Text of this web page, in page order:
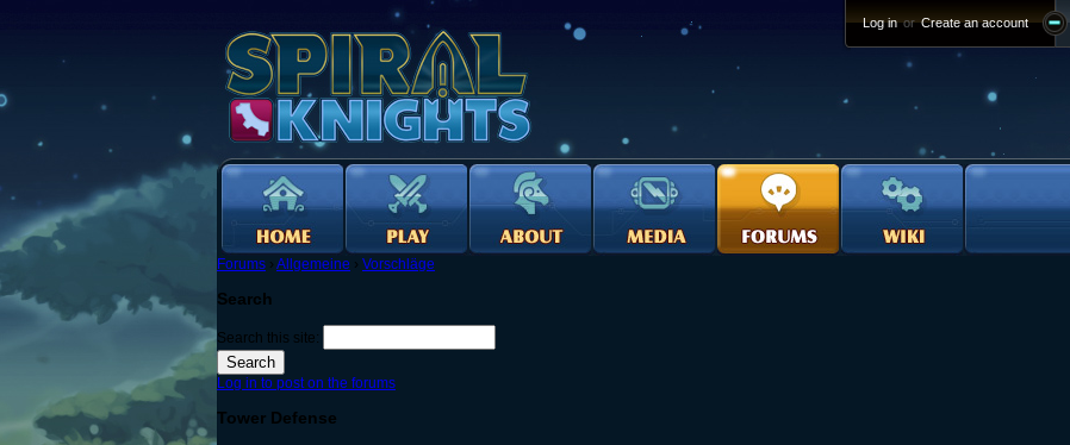
Log in or Create an account
Forums › Allgemeine › Vorschläge
Search
Search this site:
Log in to post on the forums
Tower Defense